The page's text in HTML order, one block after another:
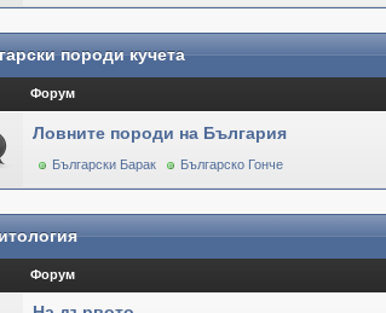
породи кучета
Форум
Ловните породи на България
Български Барак Българско Гонче
Форум